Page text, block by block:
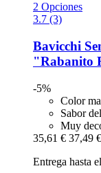
2 Opciones
3.7 (3)
Bavicchi
"Rabanito
-5%
Color
Sabor
Muy
35,61 € 37,49 €
Entrega hasta